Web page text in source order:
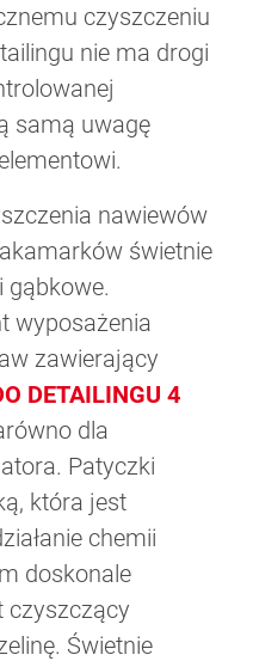
w przepisach
Auto: Nowa
latino!
DOT 4?
Mistrza
czyszczeniu
nie ma drogi
samą uwagę
nawiewów
świetnie
gąbkowe.
wyposażenia
zawierający
DETAILINGU 4
dla
Patyczki
która jest
chemii
doskonale
czyszczący
Świetnie